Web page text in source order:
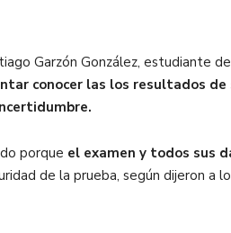
Garzón González, estudiante de
conocer las los resultados de
porque el examen y todos sus
de la prueba, según dijeron a